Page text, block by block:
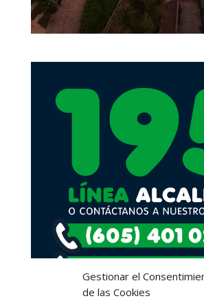
Gestionar el
de las Cookies